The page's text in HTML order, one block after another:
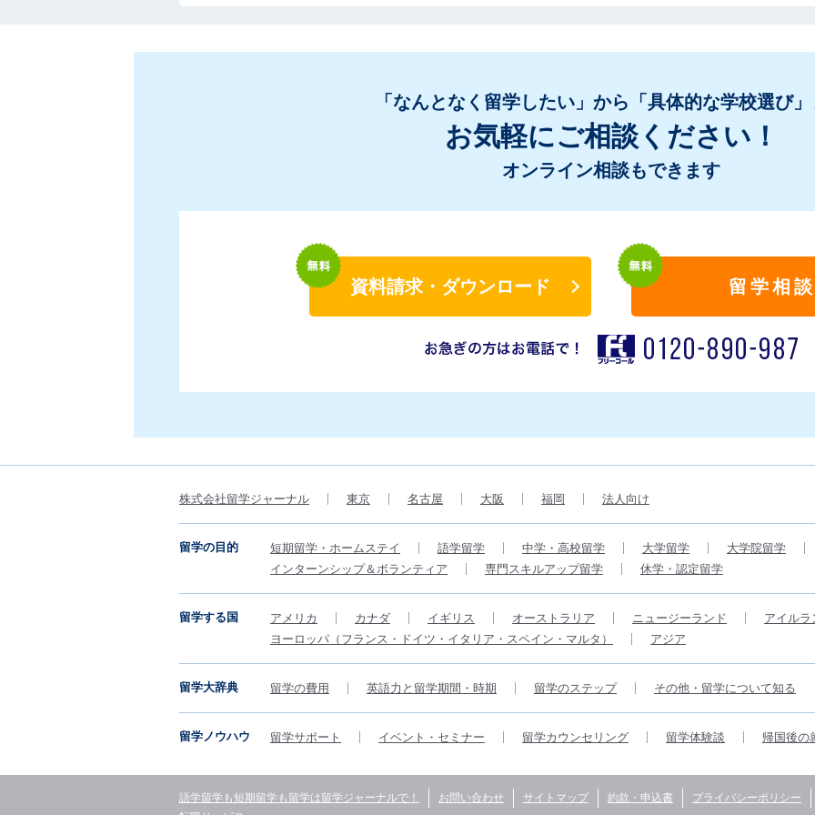
「なんとなく留学したい」から「具体的な学校選び
お気軽にご相談ください！
オンライン相談もできます
資料請求・ダウンロード 留学相談
株式会社留学ジャーナル 東京 名古屋 大阪 福岡 法人向け
留学の目的 短期留学・ホームステイ 語学留学 中学・高校留学 大学留学
大学院留学
インターンシップ＆ボランティア
専門スキルアップ留学 休学・認定留学
留学する国 アメリカ カナダ イギリス オーストラリア ニュージーランド
アイルラ
ヨーロッパ（フランス・ドイツ・イタリア・スペイン・マルタ）
アジア
留学大辞典 留学の費用 英語力と留学期間・時期 留学のステップ その他・留学について知る
留学ノウハウ 留学サポート イベント・セミナー 留学カウンセリング 留学体験談 帰国後の
語学留学も短期留学も留学は留学ジャーナルで！ お問い合わせ サイトマップ 約款・申込書
プライバシーポリシー